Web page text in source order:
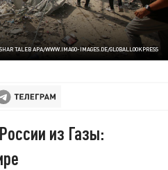
TALEB APA/WWW.IMAGO-IMAGES.DE/GLOBALLOOKPRESS
из Газы: